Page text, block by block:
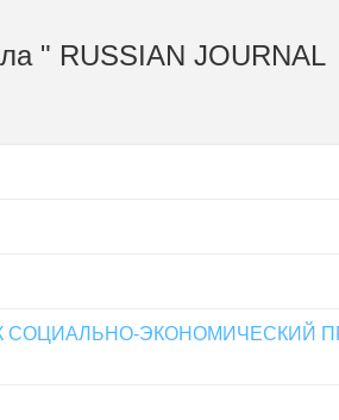
RUSSIAN JOURNAL
ЭКОНОМИЧЕСКИЙ